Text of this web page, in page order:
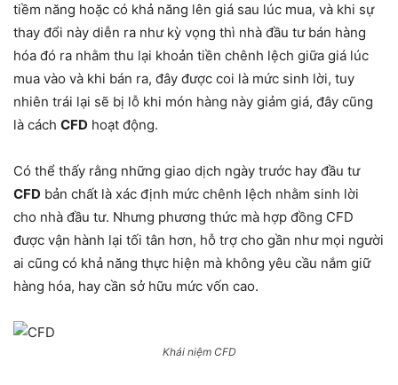
tiềm năng hoặc có khả năng lên giá sau lúc mua, và khi sự
thay đổi này diễn ra như kỳ vọng thì nhà đầu tư bán hàng
hóa đó ra nhằm thu lại khoản tiền chênh lệch giữa giá lúc
mua vào và khi bán ra, đây được coi là mức sinh lời, tuy
nhiên trái lại sẽ bị lỗ khi món hàng này giảm giá, đây cũng
là cách CFD hoạt động.
Có thể thấy rằng những giao dịch ngày trước hay đầu tư
CFD bản chất là xác định mức chênh lệch nhằm sinh lời
cho nhà đầu tư. Nhưng phương thức mà hợp đồng CFD
được vận hành lại tối tân hơn, hỗ trợ cho gần như mọi người
ai cũng có khả năng thực hiện mà không yêu cầu nắm giữ
hàng hóa, hay cần sở hữu mức vốn cao.
Khái niệm CFD